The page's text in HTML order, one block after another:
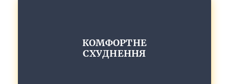
КОМФОРТНЕ
СХУДНЕННЯ